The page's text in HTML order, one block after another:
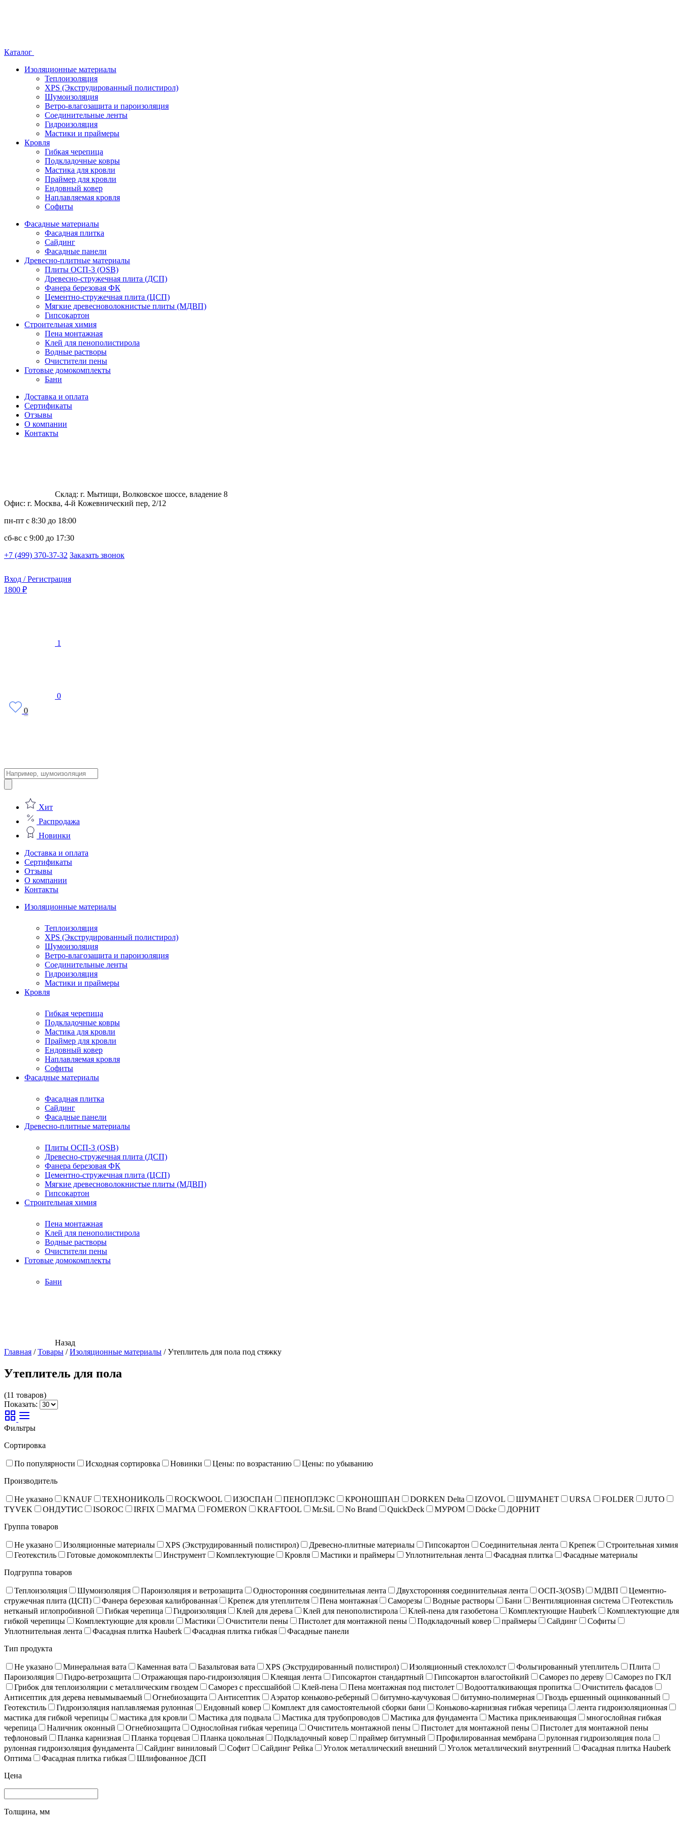
Каталог
Изоляционные материалы
Теплоизоляция
XPS (Экструдированный полистирол)
Шумоизоляция
Ветро-влагозащита и пароизоляция
Соединительные ленты
Гидроизоляция
Мастики и праймеры
Кровля
Гибкая черепица
Подкладочные ковры
Мастика для кровли
Праймер для кровли
Ендовный ковер
Наплавляемая кровля
Софиты
Фасадные материалы
Фасадная плитка
Сайдинг
Фасадные панели
Древесно-плитные материалы
Плиты ОСП-3 (OSB)
Древесно-стружечная плита (ДСП)
Фанера березовая ФК
Цементно-стружечная плита (ЦСП)
Мягкие древесноволокнистые плиты (МДВП)
Гипсокартон
Строительная химия
Пена монтажная
Клей для пенополистирола
Водные растворы
Очистители пены
Готовые домокомплекты
Бани
Доставка и оплата
Сертификаты
Отзывы
О компании
Контакты
Склад: г. Мытищи, Волковское шоссе, владение 8
Офис: г. Москва, 4-й Кожевнический пер, 2/12
пн-пт с 8:30 до 18:00
сб-вс с 9:00 до 17:30
+7 (499) 370-37-32 Заказать звонок
Вход / Регистрация
1800 ₽
1
0
0
Поиск
товаров
Хит
Распродажа
Новинки
Доставка и оплата
Сертификаты
Отзывы
О компании
Контакты
Изоляционные материалы
Теплоизоляция
XPS (Экструдированный полистирол)
Шумоизоляция
Ветро-влагозащита и пароизоляция
Соединительные ленты
Гидроизоляция
Мастики и праймеры
Кровля
Гибкая черепица
Подкладочные ковры
Мастика для кровли
Праймер для кровли
Ендовный ковер
Наплавляемая кровля
Софиты
Фасадные материалы
Фасадная плитка
Сайдинг
Фасадные панели
Древесно-плитные материалы
Плиты ОСП-3 (OSB)
Древесно-стружечная плита (ДСП)
Фанера березовая ФК
Цементно-стружечная плита (ЦСП)
Мягкие древесноволокнистые плиты (МДВП)
Гипсокартон
Строительная химия
Пена монтажная
Клей для пенополистирола
Водные растворы
Очистители пены
Готовые домокомплекты
Бани
Назад
Главная /Товары /Изоляционные материалы /Утеплитель для пола под стяжку
Утеплитель для пола
(11 товаров)
Показать:
Фильтры
Сортировка
По популярности Исходная сортировка Новинки Цены: по возрастанию
Цены: по убыванию
Производитель
Не указано KNAUF ТЕХНОНИКОЛЬ ROCKWOOL ИЗОСПАН ПЕНОПЛЭКС КРОНОШПАН DORKEN Delta IZOVOL ШУМАНЕТ URSA FOLDER
JUTO
TYVEK
ОНДУТИС ISOROC IRFIX МАГМА FOMERON KRAFTOOL Mr.SiL No Brand QuickDeck МУРОМ Döcke
ДОРНИТ
Группа товаров
Не указано Изоляционные материалы XPS (Экструдированный полистирол) Древесно-плитные материалы Гипсокартон Соединительная лента Крепеж
Строительная химия
Геотекстиль
Готовые домокомплекты Инструмент Комплектующие Кровля Мастики и праймеры Уплотнительная лента Фасадная плитка
Фасадные материалы
Подгруппа товаров
Теплоизоляция Шумоизоляция Пароизоляция и ветрозащита Односторонняя соединительная лента Двухсторонняя соединительная лента ОСП-3(OSB) МДВП
Цементно-
стружечная плита (ЦСП)
Фанера березовая калиброванная Крепеж для утеплителя Пена монтажная Саморезы Водные растворы Бани Вентиляционная система
Геотекстиль
нетканый иглопробивной
Гибкая черепица Гидроизоляция Клей для дерева Клей для пенополистирола Клей-пена для газобетона Комплектующие Hauberk
Комплектующие для
гибкой черепицы
Комплектующие для кровли Мастики Очистители пены Пистолет для монтажной пены Подкладочный ковер праймеры Сайдинг
Софиты
Уплотнительная лента
Фасадная плитка Hauberk Фасадная плитка гибкая
Фасадные панели
Тип продукта
Не указано Минеральная вата Каменная вата Базальтовая вата XPS (Экструдированный полистирол) Изоляционный стеклохолст Фольгированный утеплитель
Плита
Пароизоляция
Гидро-ветрозащита Отражающая паро-гидроизоляция Клеящая лента Гипсокартон стандартный Гипсокартон влагостойкий Саморез по дереву
Саморез по ГКЛ
Грибок для теплоизоляции с металлическим гвоздем
Саморез с прессшайбой Клей-пена Пена монтажная под пистолет Водоотталкивающая пропитка
Очиститель фасадов
Антисептик для дерева невымываемый
Огнебиозащита Антисептик Аэратор коньково-реберный битумно-каучуковая битумно-полимерная
Гвоздь ершенный оцинкованный
Геотекстиль
Гидроизоляция наплавляемая рулонная Ендовный ковер Комплект для самостоятельной сборки бани Коньково-карнизная гибкая черепица
лента гидроизоляционная
мастика для гибкой черепицы
мастика для кровли Мастика для подвала Мастика для трубопроводов Мастика для фундамента Мастика приклеивающая
многослойная гибкая
черепица
Наличник оконный Огнебиозащита Однослойная гибкая черепица Очиститель монтажной пены Пистолет для монтажной пены
Пистолет для монтажной пены
тефлоновый
Планка карнизная Планка торцевая Планка цокольная Подкладочный ковер праймер битумный Профилированная мембрана
рулонная гидроизоляция пола
рулонная гидроизоляция фундамента
Сайдинг виниловый Софит Сайдинг Рейка Уголок металлический внешний Уголок металлический внутренний
Фасадная плитка Hauberk
Оптима
Фасадная плитка гибкая
Шлифованное ДСП
Цена
Толщина, мм